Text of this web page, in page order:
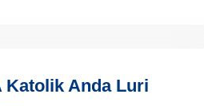
Katolik Anda Luri